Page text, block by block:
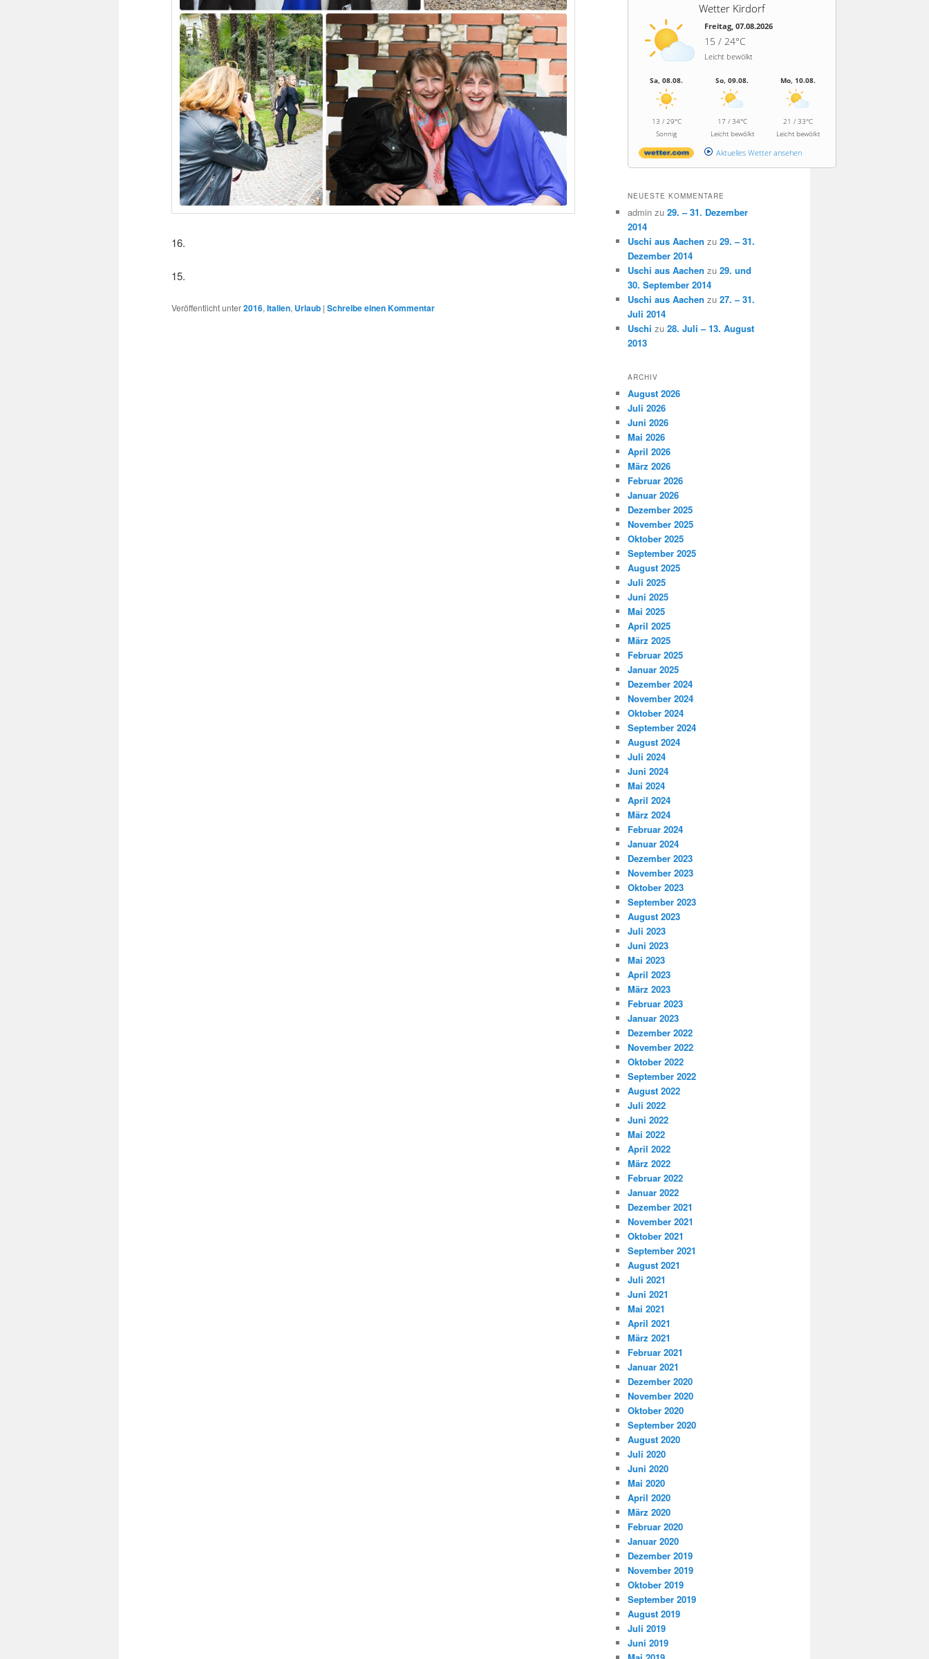
16.
15.
Veröffentlicht unter2016, Italien, Urlaub | Schreibe einen Kommentar
Wetter Kirdorf
Freitag, 07.08.2026
15 / 24°C
Leicht bewölkt
Sa, 08.08.
13 / 29°C
Sonnig
So, 09.08.
17 / 34°C
Leicht bewölkt
Mo, 10.08.
21 / 33°C
Leicht bewölkt
Aktuelles Wetter ansehen
NEUESTE KOMMENTARE
admin zu 29. – 31. Dezember
2014
Uschi aus Aachen zu 29. – 31.
Dezember 2014
Uschi aus Aachen zu 29. und
30. September 2014
Uschi aus Aachen zu 27. – 31.
Juli 2014
Uschi zu 28. Juli – 13. August
2013
ARCHIV
August 2026
Juli 2026
Juni 2026
Mai 2026
April 2026
März 2026
Februar 2026
Januar 2026
Dezember 2025
November 2025
Oktober 2025
September 2025
August 2025
Juli 2025
Juni 2025
Mai 2025
April 2025
März 2025
Februar 2025
Januar 2025
Dezember 2024
November 2024
Oktober 2024
September 2024
August 2024
Juli 2024
Juni 2024
Mai 2024
April 2024
März 2024
Februar 2024
Januar 2024
Dezember 2023
November 2023
Oktober 2023
September 2023
August 2023
Juli 2023
Juni 2023
Mai 2023
April 2023
März 2023
Februar 2023
Januar 2023
Dezember 2022
November 2022
Oktober 2022
September 2022
August 2022
Juli 2022
Juni 2022
Mai 2022
April 2022
März 2022
Februar 2022
Januar 2022
Dezember 2021
November 2021
Oktober 2021
September 2021
August 2021
Juli 2021
Juni 2021
Mai 2021
April 2021
März 2021
Februar 2021
Januar 2021
Dezember 2020
November 2020
Oktober 2020
September 2020
August 2020
Juli 2020
Juni 2020
Mai 2020
April 2020
März 2020
Februar 2020
Januar 2020
Dezember 2019
November 2019
Oktober 2019
September 2019
August 2019
Juli 2019
Juni 2019